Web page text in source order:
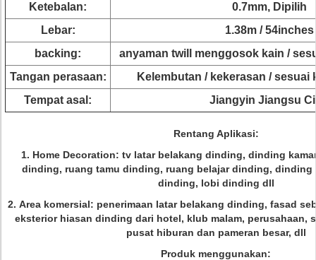
Ketebalan:
0.7mm, Dipilih
Lebar:
1.38m / 54inches
backing:
anyaman twill menggosok kain /
Tangan perasaan:
Kelembutan / kekerasan / sesuai
Tempat asal:
Jiangyin Jiangsu
Rentang Aplikasi:
1. Home Decoration: tv latar belakang dinding, dinding
dinding, ruang tamu dinding, ruang belajar dinding, dinding
dinding, lobi dinding dll
2. Area komersial: penerimaan latar belakang dinding, fasad
eksterior hiasan dinding dari hotel, klub malam, perusahaan,
pusat hiburan dan pameran besar, dll
Produk menggunakan: